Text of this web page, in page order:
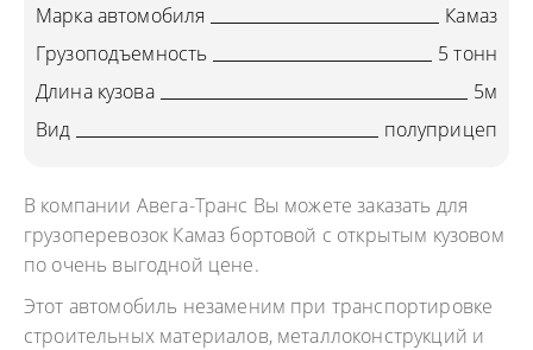
Марка автомобиля
Камаз
Грузоподъемность
5 тонн
Длина кузова
5м
Вид
полуприцеп
В компании Авега-Транс Вы можете заказать для
грузоперевозок Камаз бортовой с открытым кузовом
по очень выгодной цене.
Этот автомобиль незаменим при транспортировке
строительных материалов, металлоконструкций и